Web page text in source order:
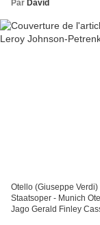
Par David
Otello (Giuseppe
Staatsoper - Munich
Jago Gerald Finley